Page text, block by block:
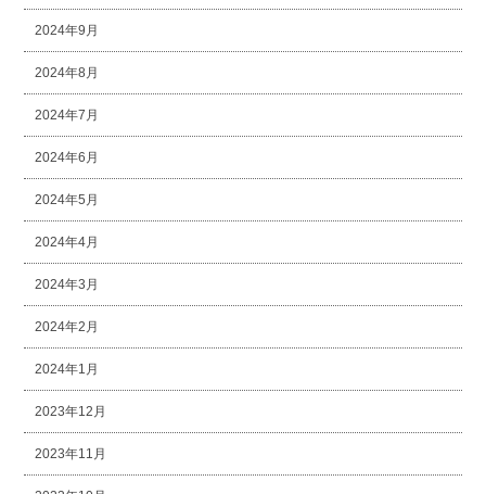
2024年9月
2024年8月
2024年7月
2024年6月
2024年5月
2024年4月
2024年3月
2024年2月
2024年1月
2023年12月
2023年11月